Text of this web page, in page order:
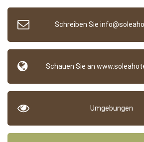
Schreiben Sie
Schauen Sie an
Umgebungen